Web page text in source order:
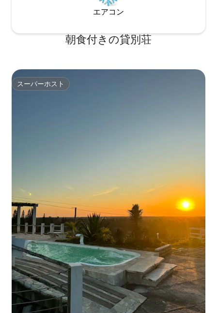
エアコン
朝食付きの貸別荘
スーパーホスト
スーパーホスト